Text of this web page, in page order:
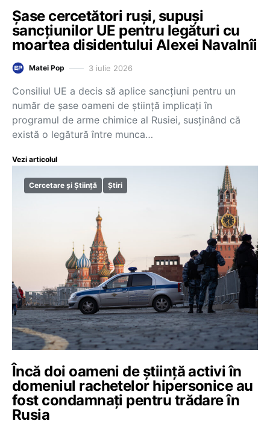
Șase cercetători ruși, supuși
sancțiunilor UE pentru legături cu
moartea disidentului Alexei Navalnîi
Matei Pop 3 iulie 2026
Consiliul UE a decis să aplice sancțiuni pentru un
număr de șase oameni de știință implicați în
programul de arme chimice al Rusiei, susținând că
există o legătură între munca…
Vezi articolul
Cercetare și Știință Știri
Încă doi oameni de ştiinţă activi în
domeniul rachetelor hipersonice au
fost condamnaţi pentru trădare în
Rusia